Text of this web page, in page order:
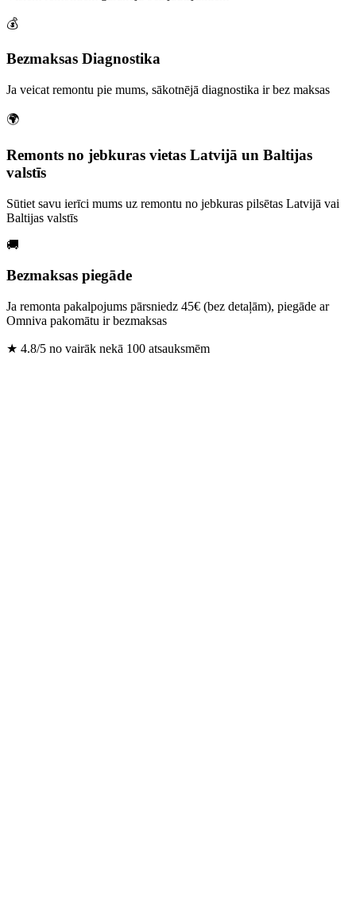
💰
Bezmaksas Diagnostika
Ja veicat remontu pie mums, sākotnējā diagnostika ir bez maksas
🌍
Remonts no jebkuras vietas Latvijā un Baltijas
valstīs
Sūtiet savu ierīci mums uz remontu no jebkuras pilsētas Latvijā vai
Baltijas valstīs
🚚
Bezmaksas piegāde
Ja remonta pakalpojums pārsniedz 45€ (bez detaļām), piegāde ar
Omniva pakomātu ir bezmaksas
★ 4.8/5 no vairāk nekā 100 atsauksmēm